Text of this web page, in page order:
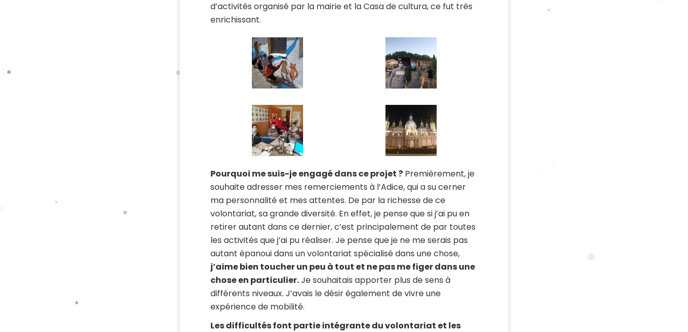
d’activités organisé par la mairie et la Casa de cultura, ce fut très
enrichissant.
Pourquoi me suis-je engagé dans ce projet ? Premièrement, je
souhaite adresser mes remerciements à l’Adice, qui a su cerner
ma personnalité et mes attentes. De par la richesse de ce
volontariat, sa grande diversité. En effet, je pense que si j’ai pu en
retirer autant dans ce dernier, c’est principalement de par toutes
les activités que j’ai pu réaliser. Je pense que je ne me serais pas
autant épanoui dans un volontariat spécialisé dans une chose,
j’aime bien toucher un peu à tout et ne pas me figer dans une
chose en particulier.Je souhaitais apporter plus de sens à
différents niveaux. J’avais le désir également de vivre une
expérience de mobilité.
Les difficultés font partie intégrante du volontariat et les